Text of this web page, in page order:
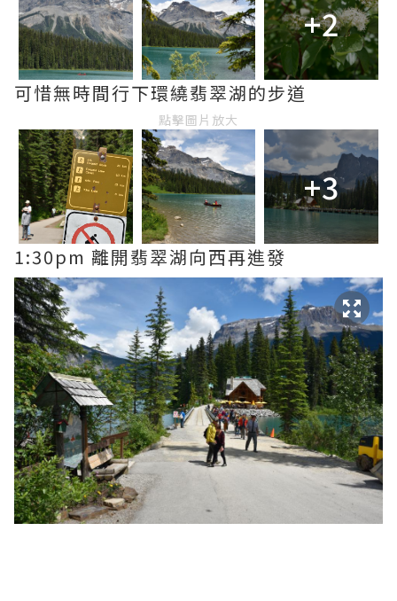
+2
可惜無時間行下環繞翡翠湖的步道
點擊圖片放大
+3
1:30pm 離開翡翠湖向西再進發